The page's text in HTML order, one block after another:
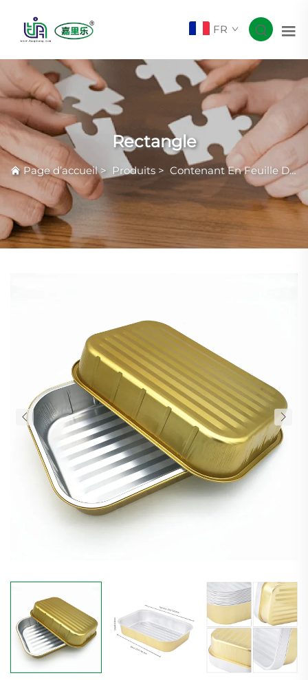
FR
Rectangle
Page d’accueil> Produits > Contenant En Feuille D'aluminium Smoothwall